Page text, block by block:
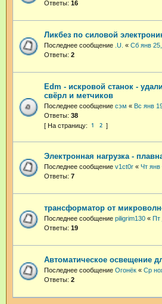
Ответы: 16
Ликбез по силовой
Последнее сообщение .U. « Сб янв
Ответы: 2
Edm - искровой станок -
свёрл и метчиков
Последнее сообщение сэм « Вс янв
Ответы: 38
1 2
Электронная нагрузка -
Последнее сообщение v1ct0r « Чт янв
Ответы: 7
трансформатор от
Последнее сообщение piligrim130 « Пт
Ответы: 19
Автоматическое освещение
Последнее сообщение Огонёк « Ср
Ответы: 2